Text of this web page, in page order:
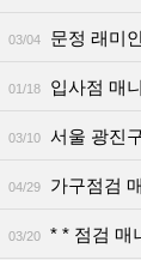
03/04 문정 래미
01/18 입사점 매
03/10 서울 광진
04/29 가구점검
03/20 * * 점검 매